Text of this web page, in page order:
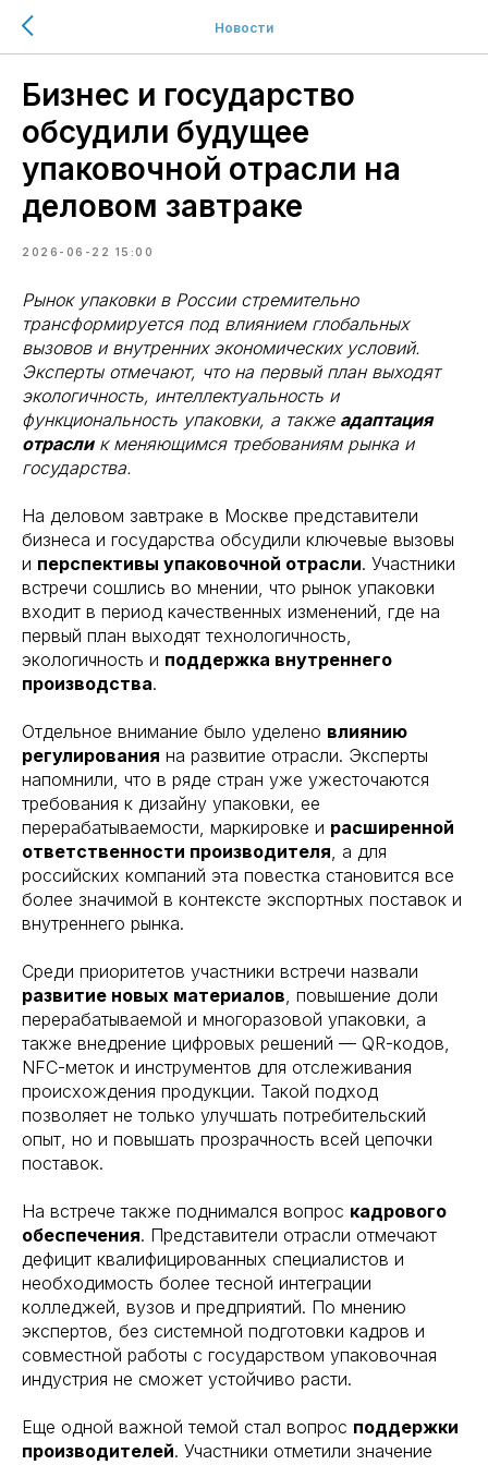
Новости
Бизнес и государство
обсудили будущее
упаковочной отрасли на
деловом завтраке
2026-06-22 15:00
Рынок упаковки в России стремительно
трансформируется под влиянием глобальных
вызовов и внутренних экономических условий.
Эксперты отмечают, что на первый план выходят
экологичность, интеллектуальность и
функциональность упаковки, а также адаптация
отраслик меняющимся требованиям рынка и
государства.
На деловом завтраке в Москве представители
бизнеса и государства обсудили ключевые вызовы
и перспективы упаковочной отрасли. Участники
встречи сошлись во мнении, что рынок упаковки
входит в период качественных изменений, где на
первый план выходят технологичность,
экологичность и поддержка внутреннего
производства.
Отдельное внимание было уделено влиянию
регулирования на развитие отрасли. Эксперты
напомнили, что в ряде стран уже ужесточаются
требования к дизайну упаковки, ее
перерабатываемости, маркировке и расширенной
ответственности производителя, а для
российских компаний эта повестка становится все
более значимой в контексте экспортных поставок и
внутреннего рынка.
Среди приоритетов участники встречи назвали
развитие новых материалов, повышение доли
перерабатываемой и многоразовой упаковки, а
также внедрение цифровых решений — QR-кодов,
NFC-меток и инструментов для отслеживания
происхождения продукции. Такой подход
позволяет не только улучшать потребительский
опыт, но и повышать прозрачность всей цепочки
поставок.
На встрече также поднимался вопрос кадрового
обеспечения. Представители отрасли отмечают
дефицит квалифицированных специалистов и
необходимость более тесной интеграции
колледжей, вузов и предприятий. По мнению
экспертов, без системной подготовки кадров и
совместной работы с государством упаковочная
индустрия не сможет устойчиво расти.
Еще одной важной темой стал вопрос поддержки
производителей. Участники отметили значение